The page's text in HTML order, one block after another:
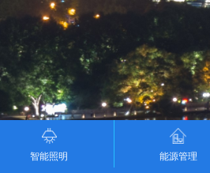
智能照明 能源管理